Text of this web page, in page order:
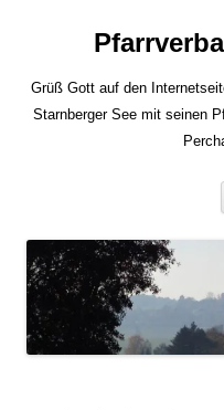
Grüß Gott auf den
Starnberger See mit seinen